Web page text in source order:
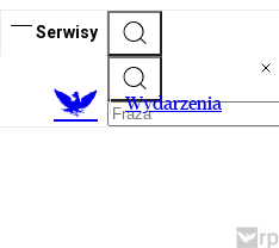
Serwisy
Wydarzenia